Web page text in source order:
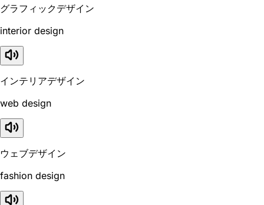
グラフィックデザイン
interior design
インテリアデザイン
web design
ウェブデザイン
fashion design